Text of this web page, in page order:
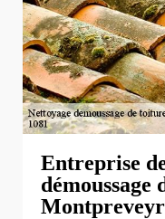
Entreprise
démoussage